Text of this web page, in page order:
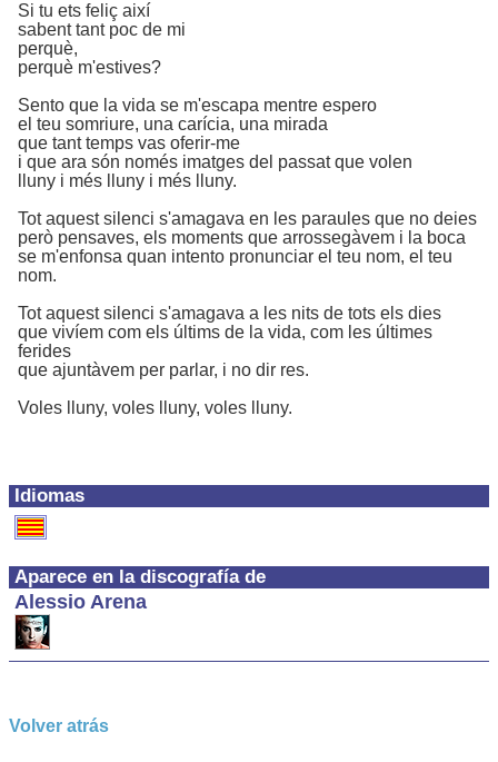
Idiomas
Aparece en la discografía de
Alessio Arena
Si tu ets feliç així
sabent tant poc de mi
perquè,
perquè m'estives?
Sento que la vida se m'escapa mentre espero
el teu somriure, una carícia, una mirada
que tant temps vas oferir-me
i que ara són només imatges del passat que volen
lluny i més lluny i més lluny.
Tot aquest silenci s'amagava en les paraules que no deies
però pensaves, els moments que arrossegàvem i la boca
se m'enfonsa quan intento pronunciar el teu nom, el teu
nom.
Tot aquest silenci s'amagava a les nits de tots els dies
que vivíem com els últims de la vida, com les últimes
ferides
que ajuntàvem per parlar, i no dir res.
Voles lluny, voles lluny, voles lluny.
Volver atrás